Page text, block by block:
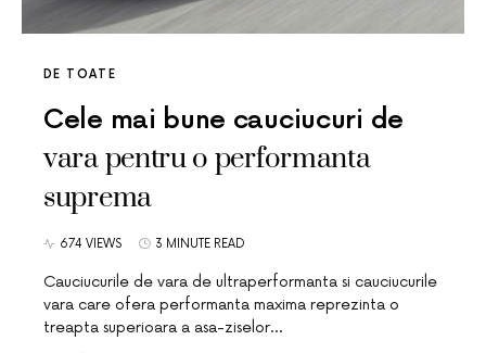
DE TOATE
Cele mai bune cauciucuri de
vara pentru o performanta
suprema
674 VIEWS 3 MINUTE READ
Cauciucurile de vara de ultraperformanta si cauciucurile
vara care ofera performanta maxima reprezinta o
treapta superioara a asa-ziselor…